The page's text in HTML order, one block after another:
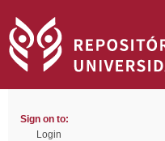
Sign on to:
Login